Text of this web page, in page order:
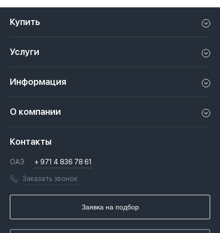
Купить
Апартаменты в Дубае
Пентхаус в Дубае
Услуги
Сдать недвижимость в Дубае, ОАЭ
Недвижимость за криптовалюту в Дубае
Переезд в Дубай, ОАЭ
Гражданство ОАЭ
Информация
Законы
Вопросы и ответы
Книги
Инфографика
О компании
Лицензии
Агентство недвижимости
Контакты
ОАЭ + 971 4 836 78 61
Заказать звонок
Заявка на подбор